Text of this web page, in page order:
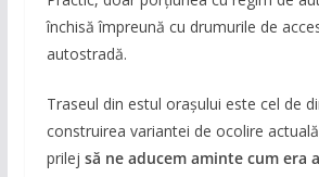
închisă împreună cu drumurile de
autostradă.
Traseul din estul orașului este cel de
construirea variantei de ocolire
prilej să ne aducem aminte cum era